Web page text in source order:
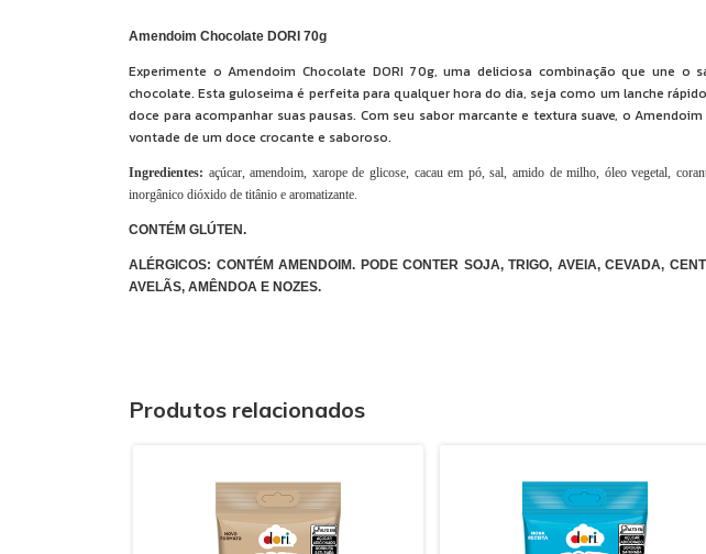
Amendoim Chocolate DORI 70g
Experimente o Amendoim Chocolate DORI 70g, uma deliciosa combinação que une
chocolate. Esta guloseima é perfeita para qualquer hora do dia, seja como um lanche
doce para acompanhar suas pausas. Com seu sabor marcante e textura suave, o
vontade de um doce crocante e saboroso.
Ingredientes: açúcar, amendoim, xarope de glicose, cacau em pó, sal, amido de milho, óleo vegetal,
inorgânico dióxido de titânio e aromatizante.
CONTÉM GLÚTEN.
ALÉRGICOS: CONTÉM AMENDOIM. PODE CONTER SOJA, TRIGO, AVEIA, CEVADA,
AVELÃS, AMÊNDOA E NOZES.
Produtos relacionados